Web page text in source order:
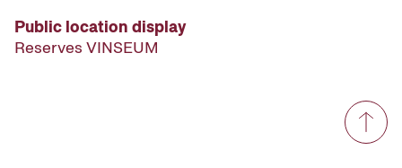
Public location display
Reserves VINSEUM